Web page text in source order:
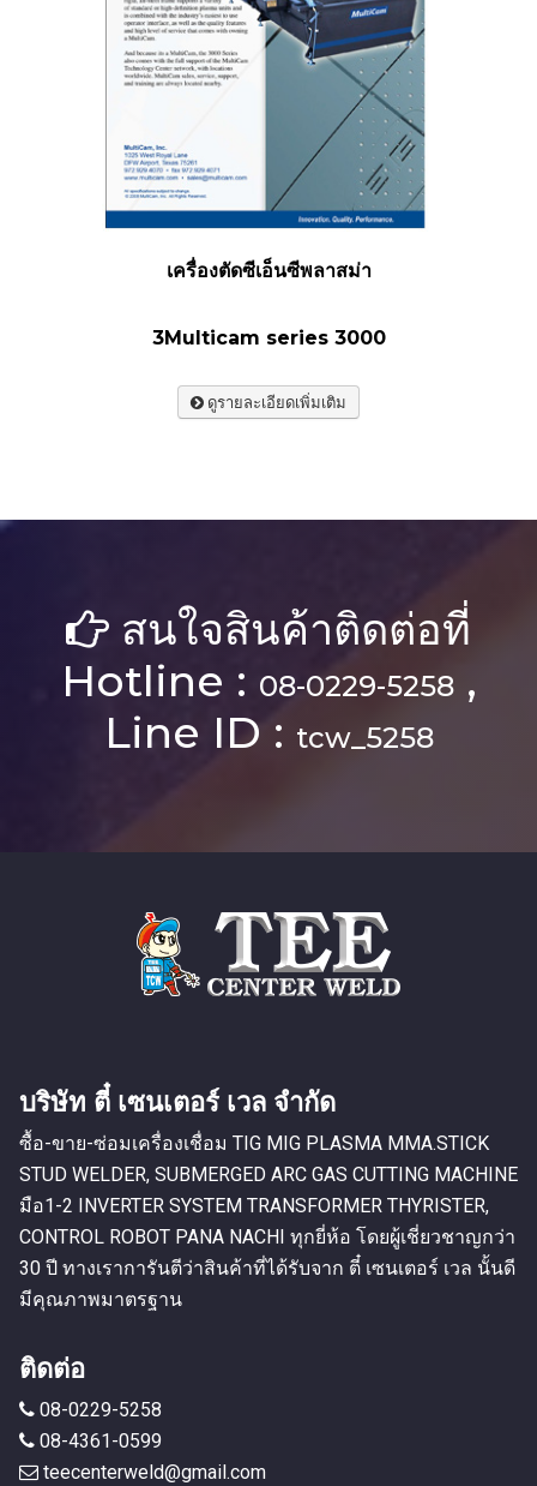
เครื่องตัดซีเอ็นซีพลาสม่า
3Multicam series 3000
ดูรายละเอียดเพิ่มเติม
สนใจสินค้าติดต่อที่
Hotline : 08-0229-5258,
Line ID : tcw_5258
บริษัท ตี๋ เซนเตอร์ เวล จำกัด
ซื้อ-ขาย-ซ่อมเครื่องเชื่อม TIG MIG PLASMA MMA.STICK
STUD WELDER, SUBMERGED ARC GAS CUTTING MACHINE
มือ1-2 INVERTER SYSTEM TRANSFORMER THYRISTER,
CONTROL ROBOT PANA NACHI ทุกยี่ห้อ โดยผู้เชี่ยวชาญกว่า
30 ปี ทางเราการันตีว่าสินค้าที่ได้รับจาก ตี๋ เซนเตอร์ เวล นั้นดี
มีคุณภาพมาตรฐาน
ติดต่อ
08-0229-5258
08-4361-0599
teecenterweld@gmail.com